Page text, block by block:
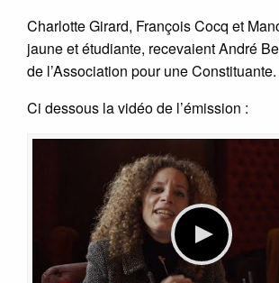
Charlotte Girard, François Cocq et
jaune et étudiante, recevaient André
de l’Association pour une Constituante.
Ci dessous la vidéo de l’émission :